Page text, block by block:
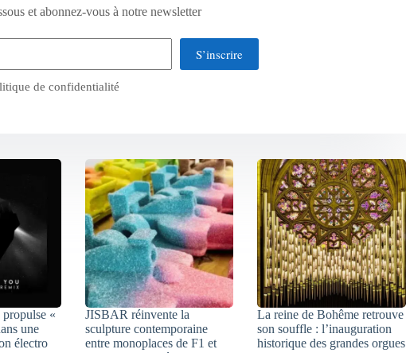
et abonnez-vous à notre newsletter
S’inscrire
de confidentialité
«
une
électro
JISBAR réinvente la
sculpture contemporaine
entre monoplaces de F1 et
La reine de Bohême retrouve
son souffle : l’inauguration
historique des grandes orgues